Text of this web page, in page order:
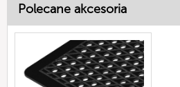
Polecane akcesoria